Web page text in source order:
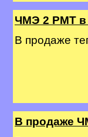
ЧМЭ 2 PMT
В продаже
В продаже